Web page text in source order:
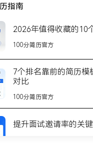
指南
2026年值得收藏的10
100分简历官方
7个排名靠前的简历模
对比
100分简历官方
提升面试邀请率的关